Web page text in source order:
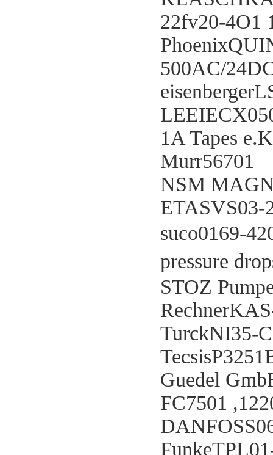
22fv20-4O1
500AC/
1A Tapes
Murr56701
NSM
ETASVS03-
suco0169-
pressure
STOZ
TurckNI35-
Guedel
FC7501